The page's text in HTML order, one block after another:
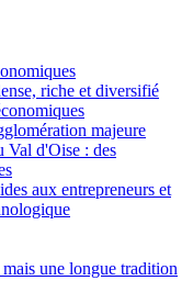
riche et diversifié
majeure
Val d'Oise : des
aux entrepreneurs et
une longue tradition